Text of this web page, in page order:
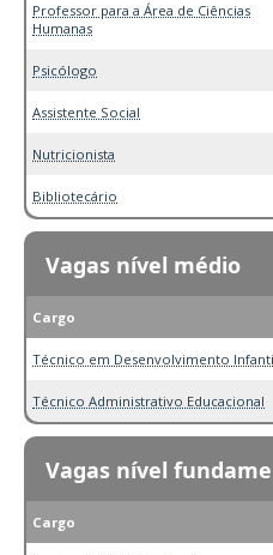
Professor para a Área de Ciências
Humanas
Psicólogo
Assistente Social
Nutricionista
Bibliotecário
Vagas nível médio
Cargo
Técnico em Desenvolvimento
Técnico Administrativo Educacional
Vagas nível
Cargo